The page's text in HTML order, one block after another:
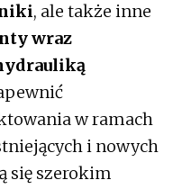
, ale także inne
wraz
w ramach
i nowych
się szerokim